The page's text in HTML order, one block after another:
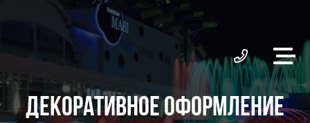
ДЕКОРАТИВНОЕ ОФОРМЛЕНИЕ